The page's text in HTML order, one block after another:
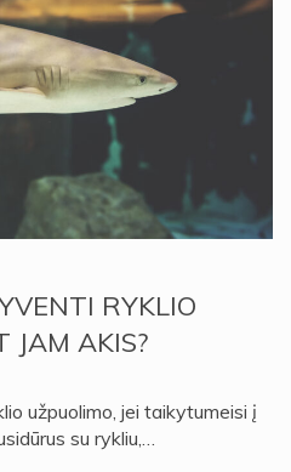
RYKLIO
JAM AKIS?
užpuolimo, jei taikytumeisi į
su rykliu,…